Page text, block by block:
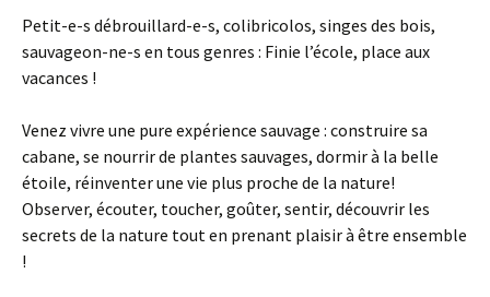
Petit-e-s débrouillard-e-s, colibricolos, singes des bois,
sauvageon-ne-s en tous genres : Finie l’école, place aux
vacances !
Venez vivre une pure expérience sauvage : construire sa
cabane, se nourrir de plantes sauvages, dormir à la belle
étoile, réinventer une vie plus proche de la nature!
Observer, écouter, toucher, goûter, sentir, découvrir les
secrets de la nature tout en prenant plaisir à être ensemble
!